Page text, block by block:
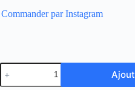
Commander par Instagram
quantité
de
Real